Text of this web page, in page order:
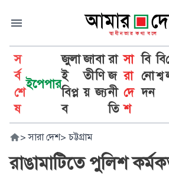
স
র্ব
শে
ষ
ইপেপার
জুলা
ই
বিপ্ল
ব
জা
তী
য়
বা
ণি
জ্য
রা
জ
নী
তি
সা
রা
দে
শ
বি
নো
দন
বি
শ্ব
> সারা দেশ> চট্টগ্রাম
রাঙামাটিতে পুলিশ